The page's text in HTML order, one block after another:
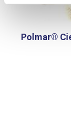
Polmar®